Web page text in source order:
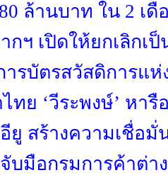
ล้านบาท ใน 2 เดื
กฯ เปิดให้ยกเลิกเ
ารบัตรสวัสดิการแห่
ทย ‘วีระพงษ์’ หารื
ยู สร้างความเชื่อ
บมือกรมการค้าต่า